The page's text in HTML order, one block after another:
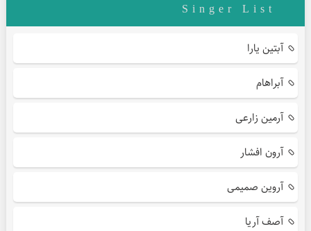
Singer List
آبتین یارا
آبراهام
آرمین زارعی
آرون افشار
آروین صمیمی
آصف آریا